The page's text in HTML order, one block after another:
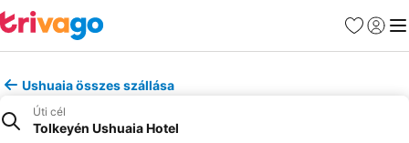
Kedvencek
Ushuaia összes szállása
Úti cél
Tolkeyén Ushuaia Hotel